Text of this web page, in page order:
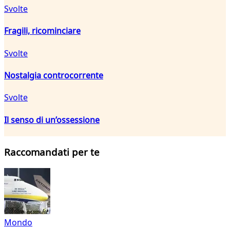
Svolte
Fragili, ricominciare
Svolte
Nostalgia controcorrente
Svolte
Il senso di un’ossessione
Raccomandati per te
Mondo